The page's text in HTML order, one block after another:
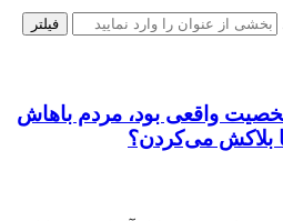
فیلتر
واقعی بود، مردم باهاش
می‌کردن؟